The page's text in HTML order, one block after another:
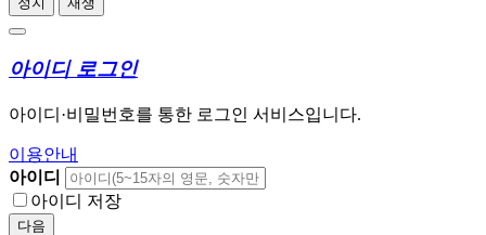
아이디 로그인
아이디·비밀번호를 통한 로그인 서비스입니다.
이용안내
아이디
아이디 저장
다음